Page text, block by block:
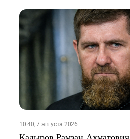
10:40, 7 августа 2026